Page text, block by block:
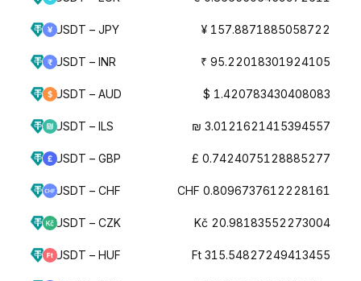
USDT – JPY ¥ 157.8871885058722
USDT – INR ₹ 95.22018301924105
USDT – AUD $ 1.420783430408083
USDT – ILS ₪ 3.0121621415394557
USDT – GBP £ 0.7424075128885277
USDT – CHF CHF 0.8096737612228161
USDT – CZK Kč 20.98183552273004
USDT – HUF Ft 315.54827249413455